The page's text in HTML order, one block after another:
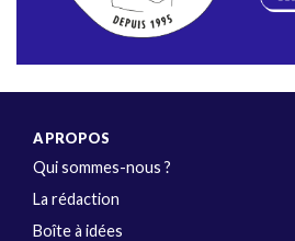
A PROPOS
Qui sommes-nous ?
La rédaction
Boîte à idées